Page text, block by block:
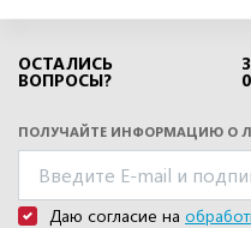
ОСТАЛИСЬ
ВОПРОСЫ?
ПОЛУЧАЙТЕ ИНФОРМАЦИЮ О
Даю согласие на